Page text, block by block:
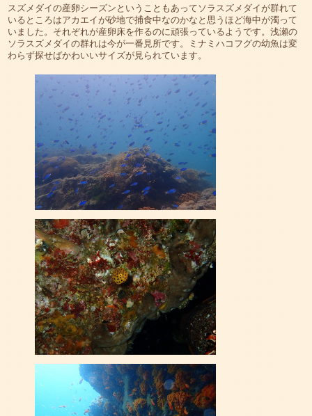
スズメダイの産卵シーズンということもあってソラスズメダイが群れて
いるところはアカエイが砂地で捕食中なのかなと思うほど海中が濁って
いました。それぞれが産卵床を作るのに頑張っているようです。浅瀬の
ソラスズメダイの群れは今が一番見所です。ミナミハコフグの幼魚は変
わらず探せばかわいいサイズが見られています。